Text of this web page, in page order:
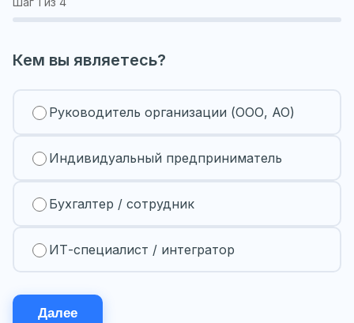
Кем вы являетесь?
Руководитель организации (ООО, АО)
Индивидуальный предприниматель
Бухгалтер / сотрудник
ИТ-специалист / интегратор
Далее